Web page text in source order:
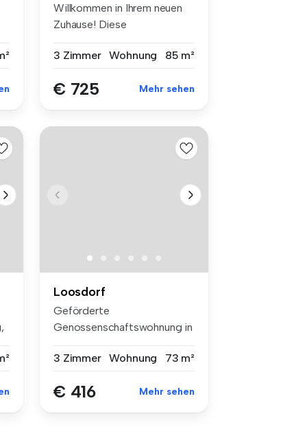
Willkommen in Ihrem neuen
Zuhause! Diese
3 Zimmer
Wohnung 85 m²
€ 725 Mehr sehen
Loosdorf
Geförderte
Genossenschaftswohnung in
3 Zimmer
Wohnung 73 m²
€ 416 Mehr sehen